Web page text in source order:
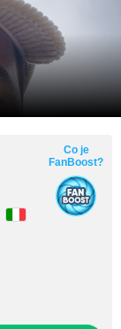
Co je
FanBoost?